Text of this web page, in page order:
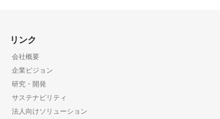
リンク
会社概要
企業ビジョン
研究・開発
サステナビリティ
法人向けソリューション